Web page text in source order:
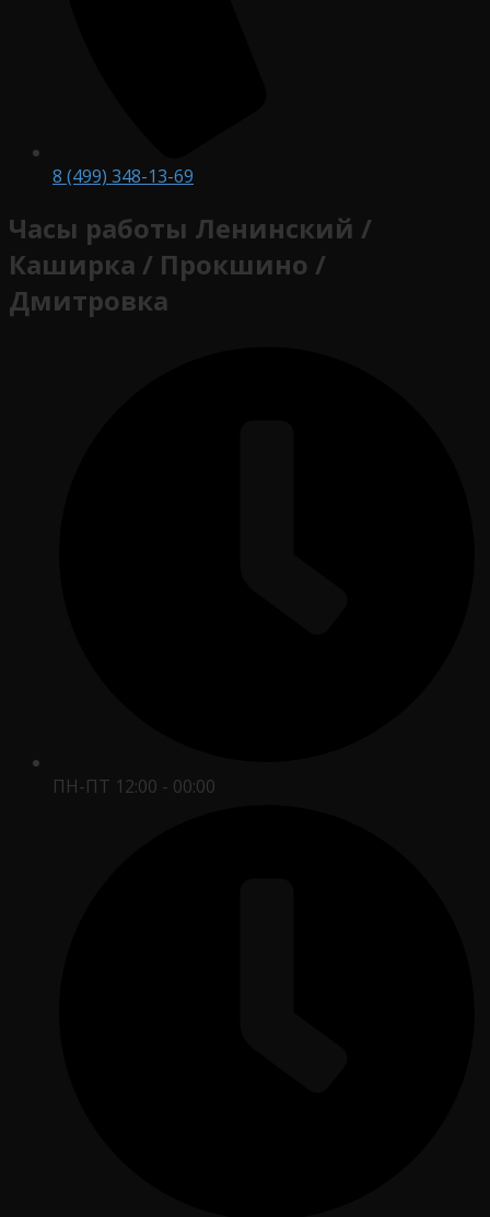
8 (499) 348-13-69
Часы работы Ленинский /
Каширка / Прокшино /
Дмитровка
ПН-ПТ 12:00 - 00:00